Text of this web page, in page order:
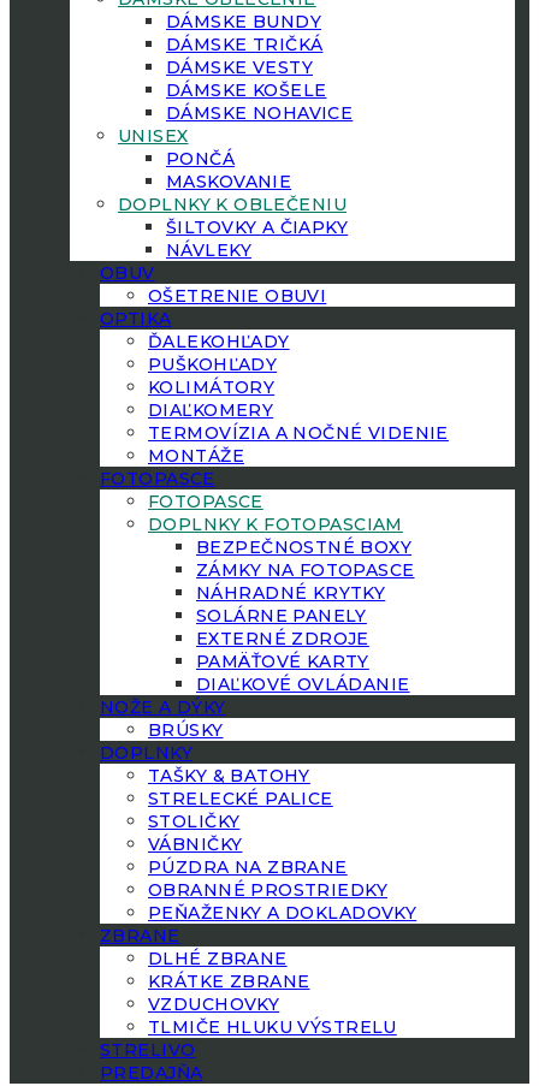
DÁMSKE BUNDY
DÁMSKE TRIČKÁ
DÁMSKE VESTY
DÁMSKE KOŠELE
DÁMSKE NOHAVICE
UNISEX
PONČÁ
MASKOVANIE
DOPLNKY K OBLEČENIU
ŠILTOVKY A ČIAPKY
NÁVLEKY
OBUV
OŠETRENIE OBUVI
OPTIKA
ĎALEKOHĽADY
PUŠKOHĽADY
KOLIMÁTORY
DIAĽKOMERY
TERMOVÍZIA A NOČNÉ VIDENIE
MONTÁŽE
FOTOPASCE
FOTOPASCE
DOPLNKY K FOTOPASCIAM
BEZPEČNOSTNÉ BOXY
ZÁMKY NA FOTOPASCE
NÁHRADNÉ KRYTKY
SOLÁRNE PANELY
EXTERNÉ ZDROJE
PAMÄŤOVÉ KARTY
DIAĽKOVÉ OVLÁDANIE
NOŽE A DÝKY
BRÚSKY
DOPLNKY
TAŠKY & BATOHY
STRELECKÉ PALICE
STOLIČKY
VÁBNIČKY
PÚZDRA NA ZBRANE
OBRANNÉ PROSTRIEDKY
PEŇAŽENKY A DOKLADOVKY
ZBRANE
DLHÉ ZBRANE
KRÁTKE ZBRANE
VZDUCHOVKY
TLMIČE HLUKU VÝSTRELU
STRELIVO
PREDAJŇA